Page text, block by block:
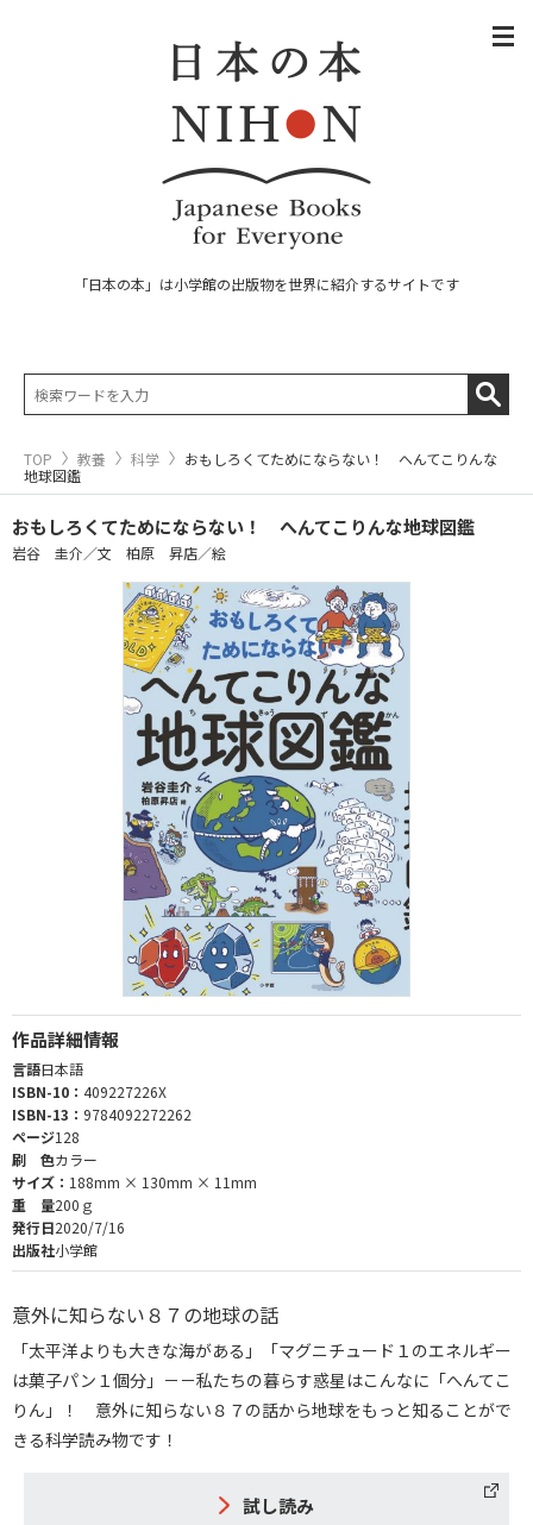
「日本の本」は小学館の出版物を世界に紹介するサイトです
TOP 教養 科学
おもしろくてためにならない！ へんてこりんな
地球図鑑
おもしろくてためにならない！ へんてこりんな地球図鑑
岩谷 圭介／文 柏原 昇店／絵
作品詳細情報
言語日本語
ISBN-10： 409227226X
ISBN-13： 9784092272262
ページ128
刷 色カラー
サイズ： 188mm × 130mm × 11mm
重 量200ｇ
発行日2020/7/16
出版社小学館
意外に知らない８７の地球の話
「太平洋よりも大きな海がある」「マグニチュード１のエネルギー
は菓子パン１個分」－－私たちの暮らす惑星はこんなに「へんてこ
りん」！ 意外に知らない８７の話から地球をもっと知ることがで
きる科学読み物です！
試し読み